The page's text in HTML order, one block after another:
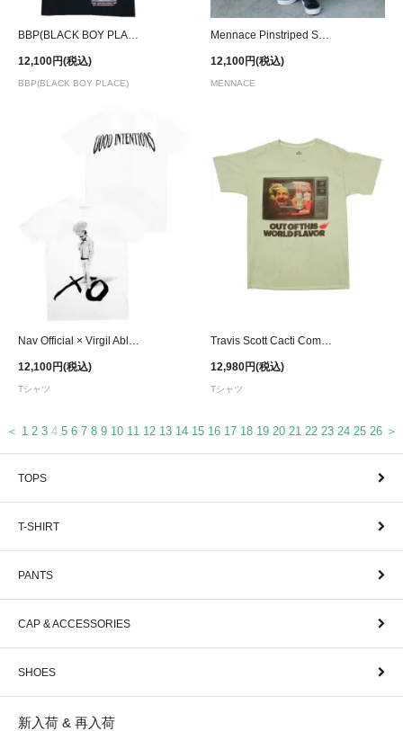
12,100円(税込)
BBP(BLACK BOY PLACE)
12,100円(税込)
MENNACE
12,100円(税込)
Tシャツ
12,980円(税込)
Tシャツ
＜ 1 2 3 4 5 6 7 8 9 10 11 12 13 14 15 16 17 18 19 20 21 22 23 24 25 26 ＞
TOPS
T-SHIRT
PANTS
CAP & ACCESSORIES
SHOES
新入荷 & 再入荷